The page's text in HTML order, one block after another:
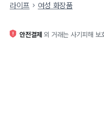
라이프
여성 화장품
안전결제 외 거래는 사기피해 보